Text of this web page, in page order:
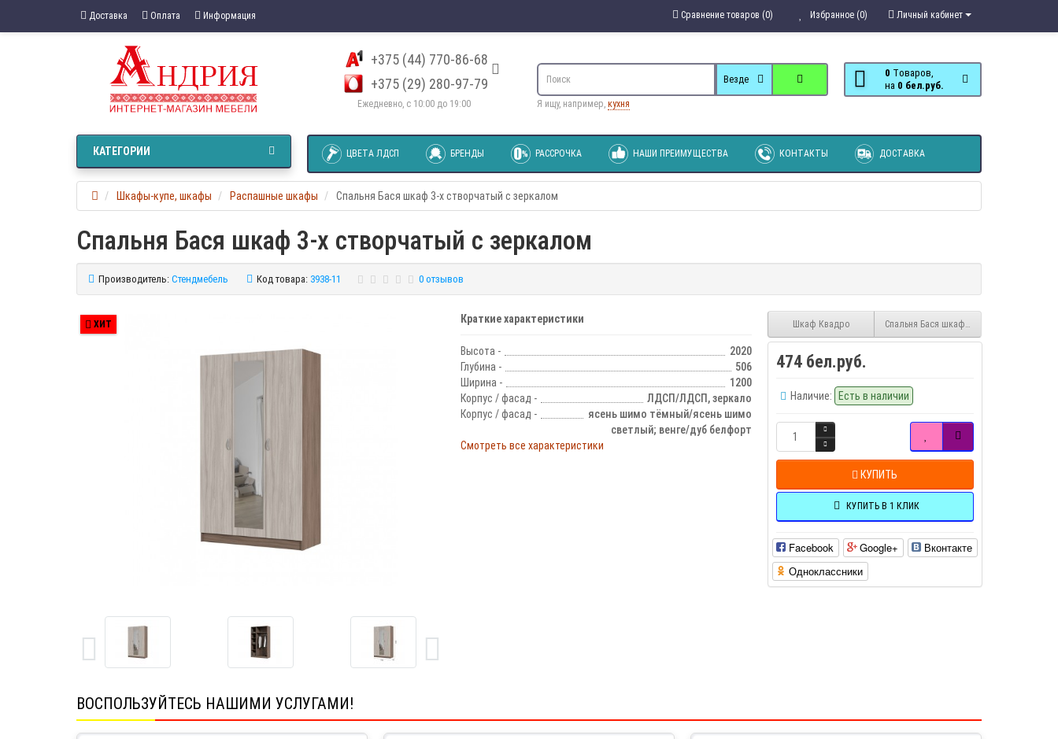
Доставка Оплата Информация Личный кабинет
Избранное (0)
Сравнение товаров (0)
+375 (44) 770-86-68
+375 (29) 280-97-79
Ежедневно, с 10:00 до 19:00
0 Tоваров,
на
0 бел.руб.
Везде
Я ищу, например, кухня
ЦВЕТА ЛДСП БРЕНДЫ РАССРОЧКА НАШИ ПРЕИМУЩЕСТВА КОНТАКТЫ ДОСТАВКА
КАТЕГОРИИ
Шкафы-купе, шкафы Распашные шкафы Спальня Бася шкаф 3-х створчатый с зеркалом
Спальня Бася шкаф 3-х створчатый с зеркалом
Производитель: Стендмебель Код товара: 3938-11 0 отзывов
ХИТ Краткие характеристики
Высота -
2020
Глубина -
506
Ширина -
1200
Корпус / фасад -
ЛДСП/ЛДСП, зеркало
Корпус / фасад -
ясень шимо тёмный/ясень шимо
светлый; венге/дуб белфорт
Смотреть все характеристики
Шкаф Квадро Спальня Бася шкаф платяной
474 бел.руб.
Наличие: Есть в наличии
КУПИТЬ
КУПИТЬ В 1 КЛИК
Facebook Google+
Вконтакте
Одноклассники
ВОСПОЛЬЗУЙТЕСЬ НАШИМИ УСЛУГАМИ!